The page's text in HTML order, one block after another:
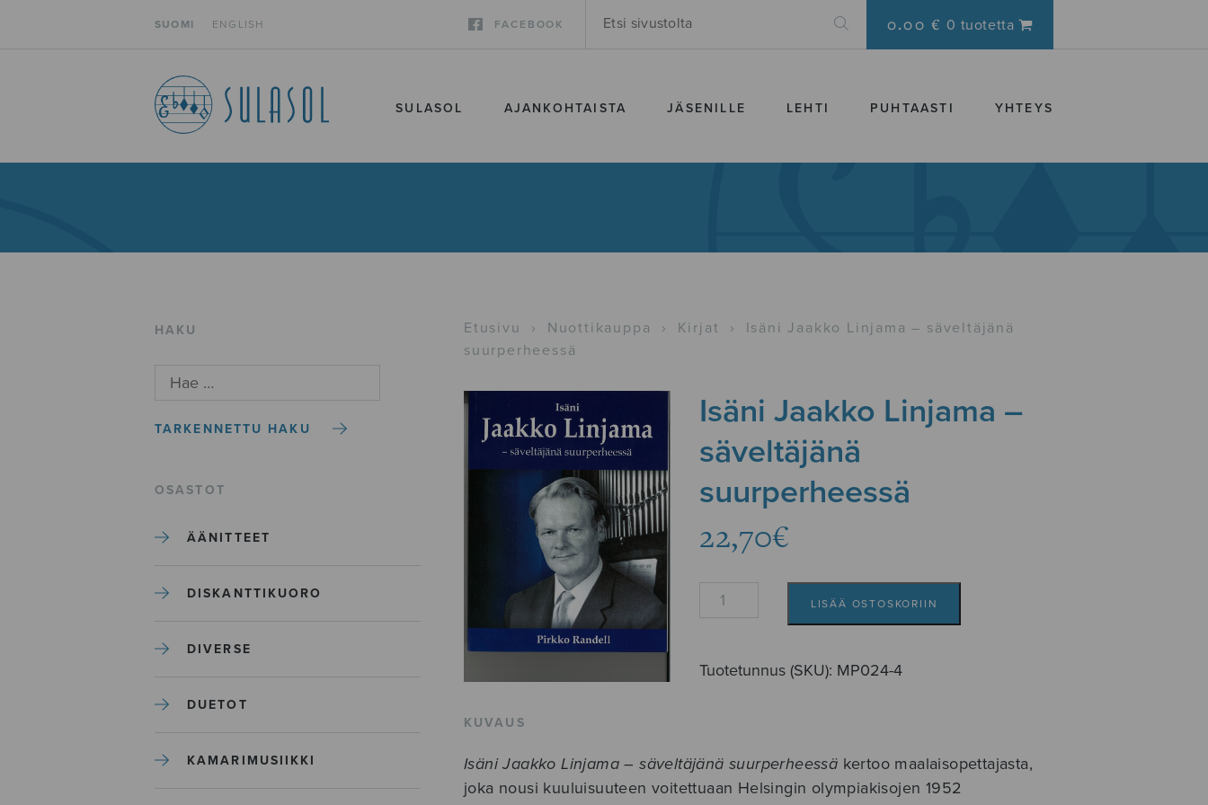
SUOMI ENGLISH FACEBOOK 0.00 € 0 tuotetta
SULASOL AJANKOHTAISTA JÄSENILLE LEHTI PUHTAASTI YHTEYS
HAKU
TARKENNETTU HAKU
OSASTOT
ÄÄNITTEET
DISKANTTIKUORO
DIVERSE
DUETOT
KAMARIMUSIIKKI
Etusivu › Nuottikauppa › Kirjat ›
Isäni Jaakko Linjama – säveltäjänä
suurperheessä
Isäni Jaakko Linjama –
säveltäjänä
suurperheessä
22,70€
Isäni
-
LISÄÄ OSTOSKORIIN
Tuotetunnus (SKU): MP024-4
KUVAUS
Isäni Jaakko Linjama – säveltäjänä suurperheessä kertoo maalaisopettajasta,
joka nousi kuuluisuuteen voitettuaan Helsingin olympiakisojen 1952